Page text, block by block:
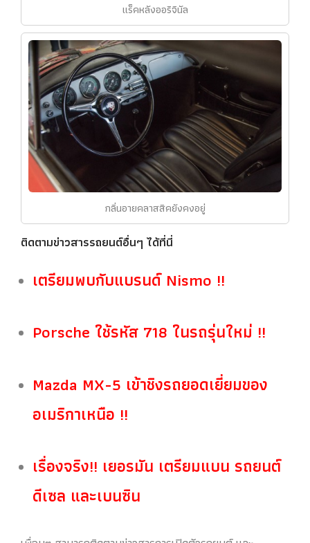
แร็คหลังออริจินัล
กลิ่นอายคลาสสิคยังคงอยู่
ติดตามข่าวสารรถยนต์อื่นๆ ได้ที่นี่
เตรียมพบกับแบรนด์ Nismo !!
Porsche ใช้รหัส 718 ในรถรุ่นใหม่ !!
Mazda MX-5 เข้าชิงรถยอดเยี่ยมของ
อเมริกาเหนือ !!
เรื่องจริง!! เยอรมัน เตรียมแบน รถยนต์
ดีเซล และเบนซิน